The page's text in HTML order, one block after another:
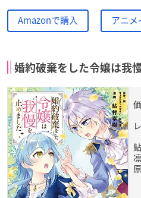
Amazonで購入 アニメ
婚約破棄をした令嬢は我